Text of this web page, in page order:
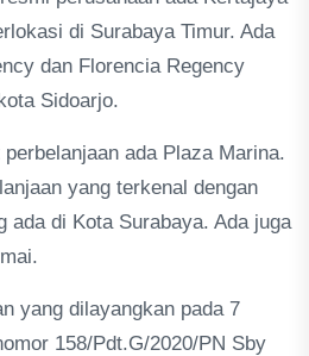
di Surabaya Timur. Ada
dan Florencia Regency
Sidoarjo.
ada Plaza Marina.
yang terkenal dengan
ada di Kota Surabaya. Ada juga
yang dilayangkan pada 7
158/Pdt.G/2020/PN Sby